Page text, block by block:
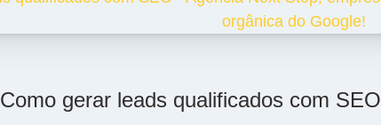
Como gerar leads qualificados com SEO